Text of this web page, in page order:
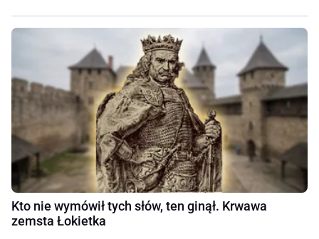
Kto nie wymówił tych słów, ten ginął. Krwawa
zemsta Łokietka